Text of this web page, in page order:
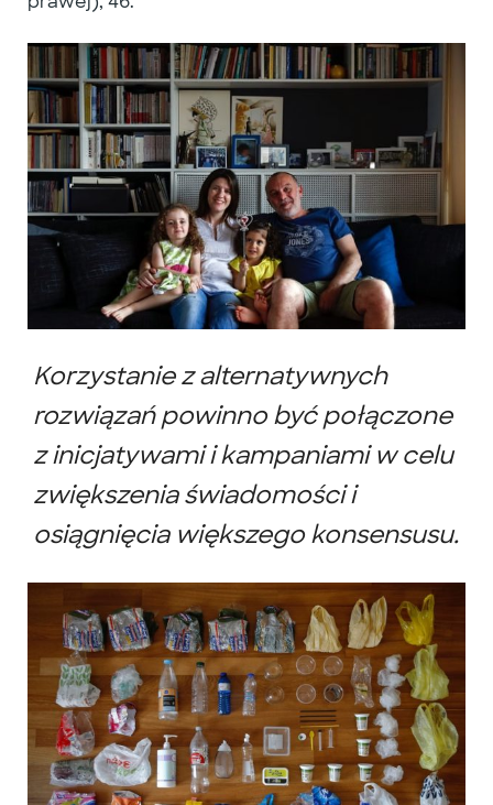
Korzystanie z alternatywnych
rozwiązań powinno być połączone
z inicjatywami i kampaniami w celu
zwiększenia świadomości i
osiągnięcia większego konsensusu.